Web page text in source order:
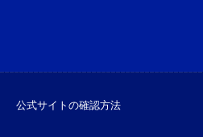
公式サイトの確認方法